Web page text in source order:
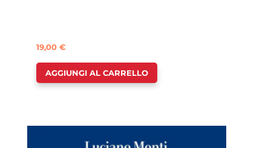
19,00 €
AGGIUNGI AL CARRELLO